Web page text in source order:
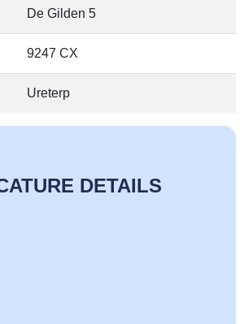
De Gilden 5
9247 CX
Ureterp
DETAILS